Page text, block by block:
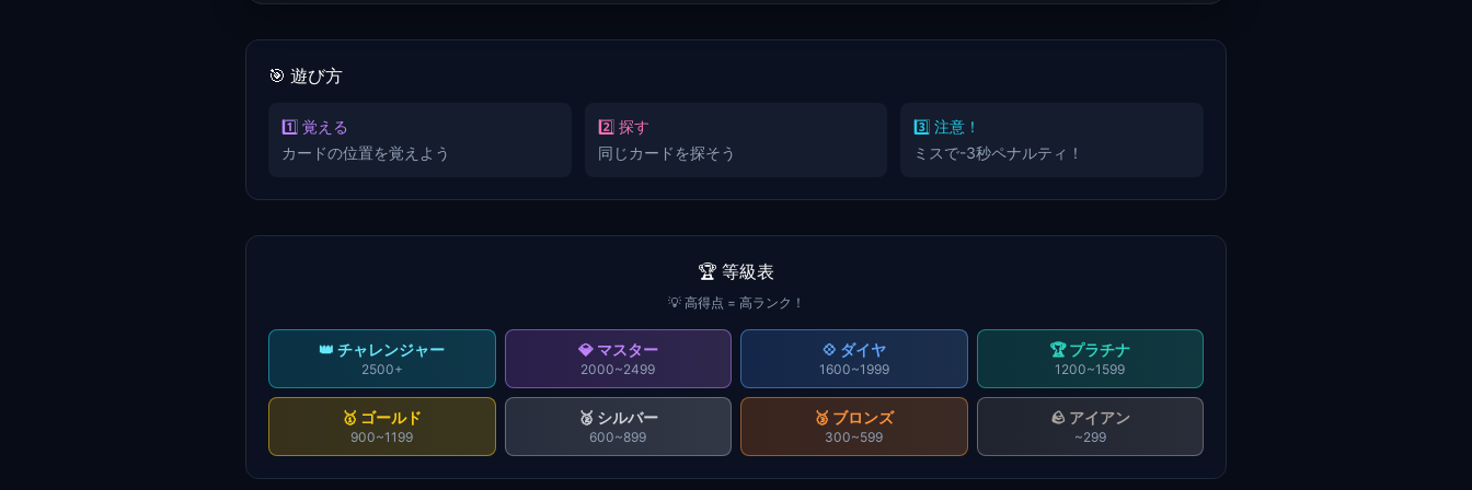
🎯 遊び方
1️⃣ 覚える
カードの位置を覚えよう
2️⃣ 探す
同じカードを探そう
3️⃣ 注意！
ミスで-3秒ペナルティ！
🏆 等級表
💡 高得点 = 高ランク！
👑チャレンジャー
2500+
💎 マスター
2000~2499
💠 ダイヤ
1600~1999
🏆プラチナ
1200~1599
🥇 ゴールド
900~1199
🥈 シルバー
600~899
🥉 ブロンズ
300~599
🪨 アイアン
~299